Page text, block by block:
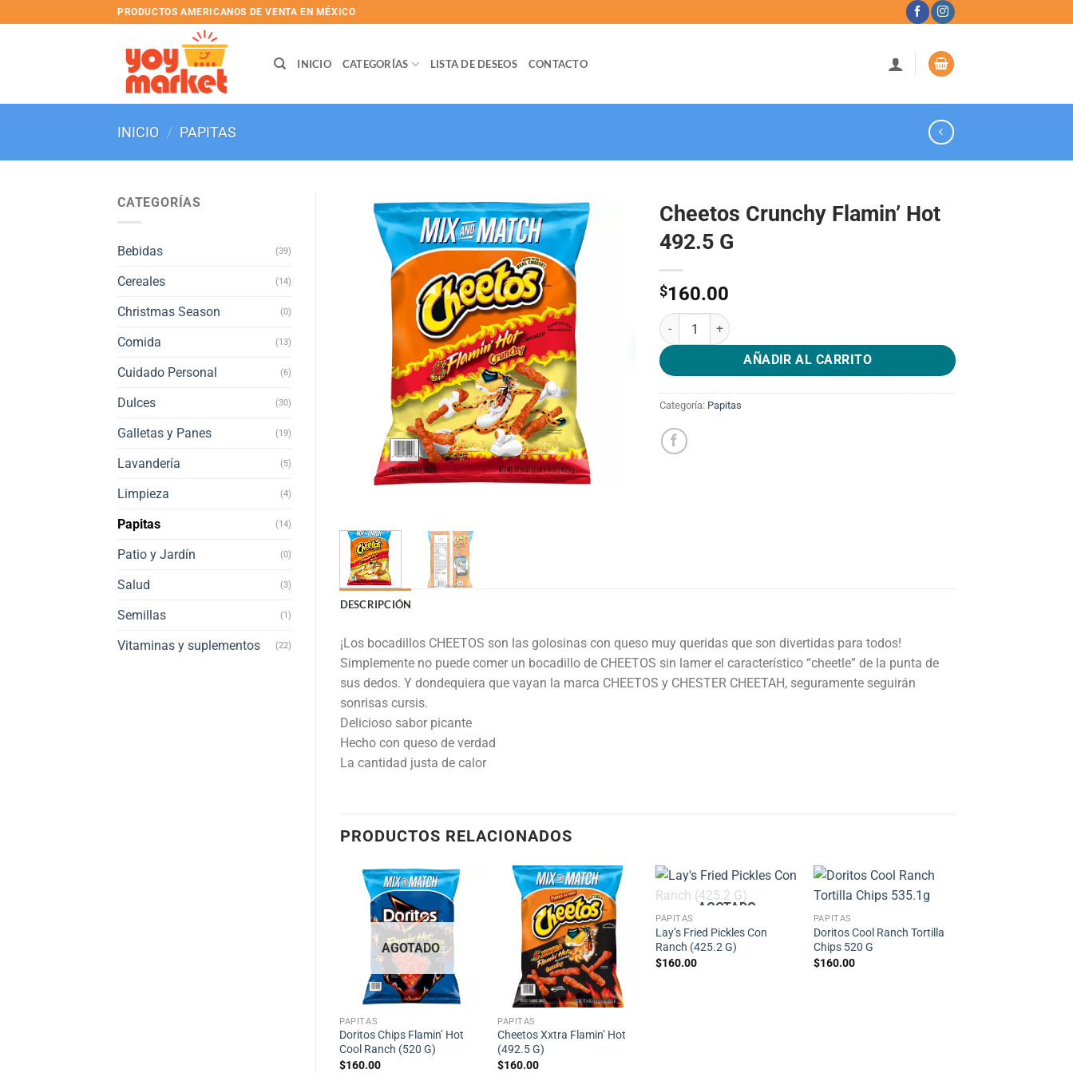
to
PRODUCTOS AMERICANOS DE VENTA EN MÉXICO
INICIO CATEGORÍAS LISTA DE DESEOS CONTACTO
INICIO / PAPITAS
CATEGORÍAS
Bebidas (39)
Cereales (14)
Christmas Season (0)
Comida (13)
Cuidado Personal (6)
Dulces (30)
Galletas y Panes (19)
Lavandería (5)
Limpieza (4)
Papitas (14)
Patio y Jardín (0)
Salud (3)
Semillas (1)
Vitaminas y suplementos (22)
Cheetos Crunchy Flamin’ Hot
492.5 G
$160.00
Cheetos Crunchy Flamin' Hot 492.5 G cantidad
AÑADIR AL CARRITO
Categoría: Papitas
DESCRIPCIÓN
¡Los bocadillos CHEETOS son las golosinas con queso muy queridas que son divertidas para todos!
Simplemente no puede comer un bocadillo de CHEETOS sin lamer el característico “cheetle” de la punta de
sus dedos. Y dondequiera que vayan la marca CHEETOS y CHESTER CHEETAH, seguramente seguirán
sonrisas cursis.
Delicioso sabor picante
Hecho con queso de verdad
La cantidad justa de calor
PRODUCTOS RELACIONADOS
AGOTADO
PAPITAS
Doritos Chips Flamin’ Hot
Cool Ranch (520 G)
$160.00
PAPITAS
Cheetos Xxtra Flamin’ Hot
(492.5 G)
$160.00
AGOTADO
PAPITAS
Lay’s Fried Pickles Con
Ranch (425.2 G)
$160.00
PAPITAS
Doritos Cool Ranch Tortilla
Chips 520 G
$160.00